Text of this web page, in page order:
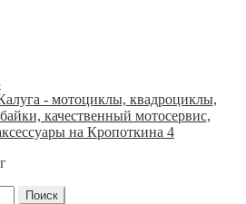
- мотоциклы, квадроциклы,
качественный мотосервис,
на Кропоткина 4
Поиск